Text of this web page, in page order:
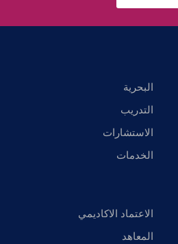
البحرية
التدريب
الاستشارات
الخدمات
الاعتماد الاكاديمي
المعاهد